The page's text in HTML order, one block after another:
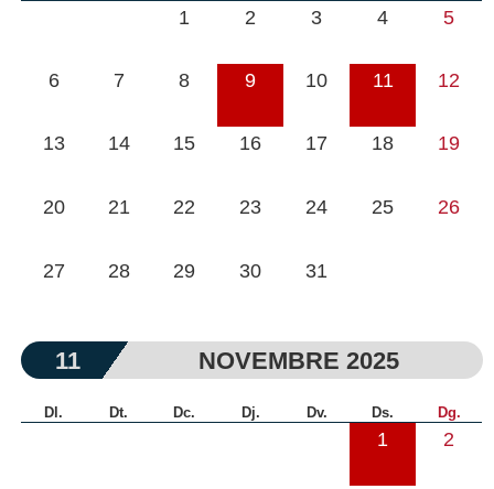
1 2 3 4 5
6 7 8 9 10 11 12
13 14 15 16 17 18 19
20 21 22 23 24 25 26
27 28 29 30 31
11 NOVEMBRE 2025
Dl. Dt. Dc. Dj. Dv. Ds. Dg.
1 2